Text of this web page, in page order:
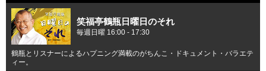
笑福亭鶴瓶日曜日のそれ
毎週日曜 16:00 - 17:30
鶴瓶とリスナーによるハプニング満載のがちんこ・ドキュメント・バラエテ
ィー。